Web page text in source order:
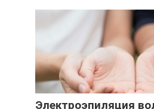
Электроэпиляция